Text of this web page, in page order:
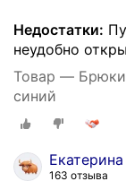
Недостатки:
неудобно
Товар — Брюки
синий
Екатерина
163 отзыва